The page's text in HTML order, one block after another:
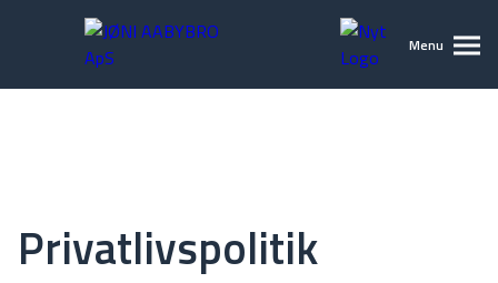
Menu
Privatlivspolitik